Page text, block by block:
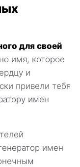
для своей
имя, которое
и
привели тебя
имен
имен